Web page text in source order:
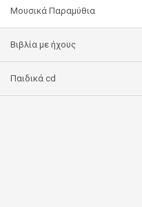
Μουσικά Παραμύθια
Βιβλία με ήχους
Παιδικά cd